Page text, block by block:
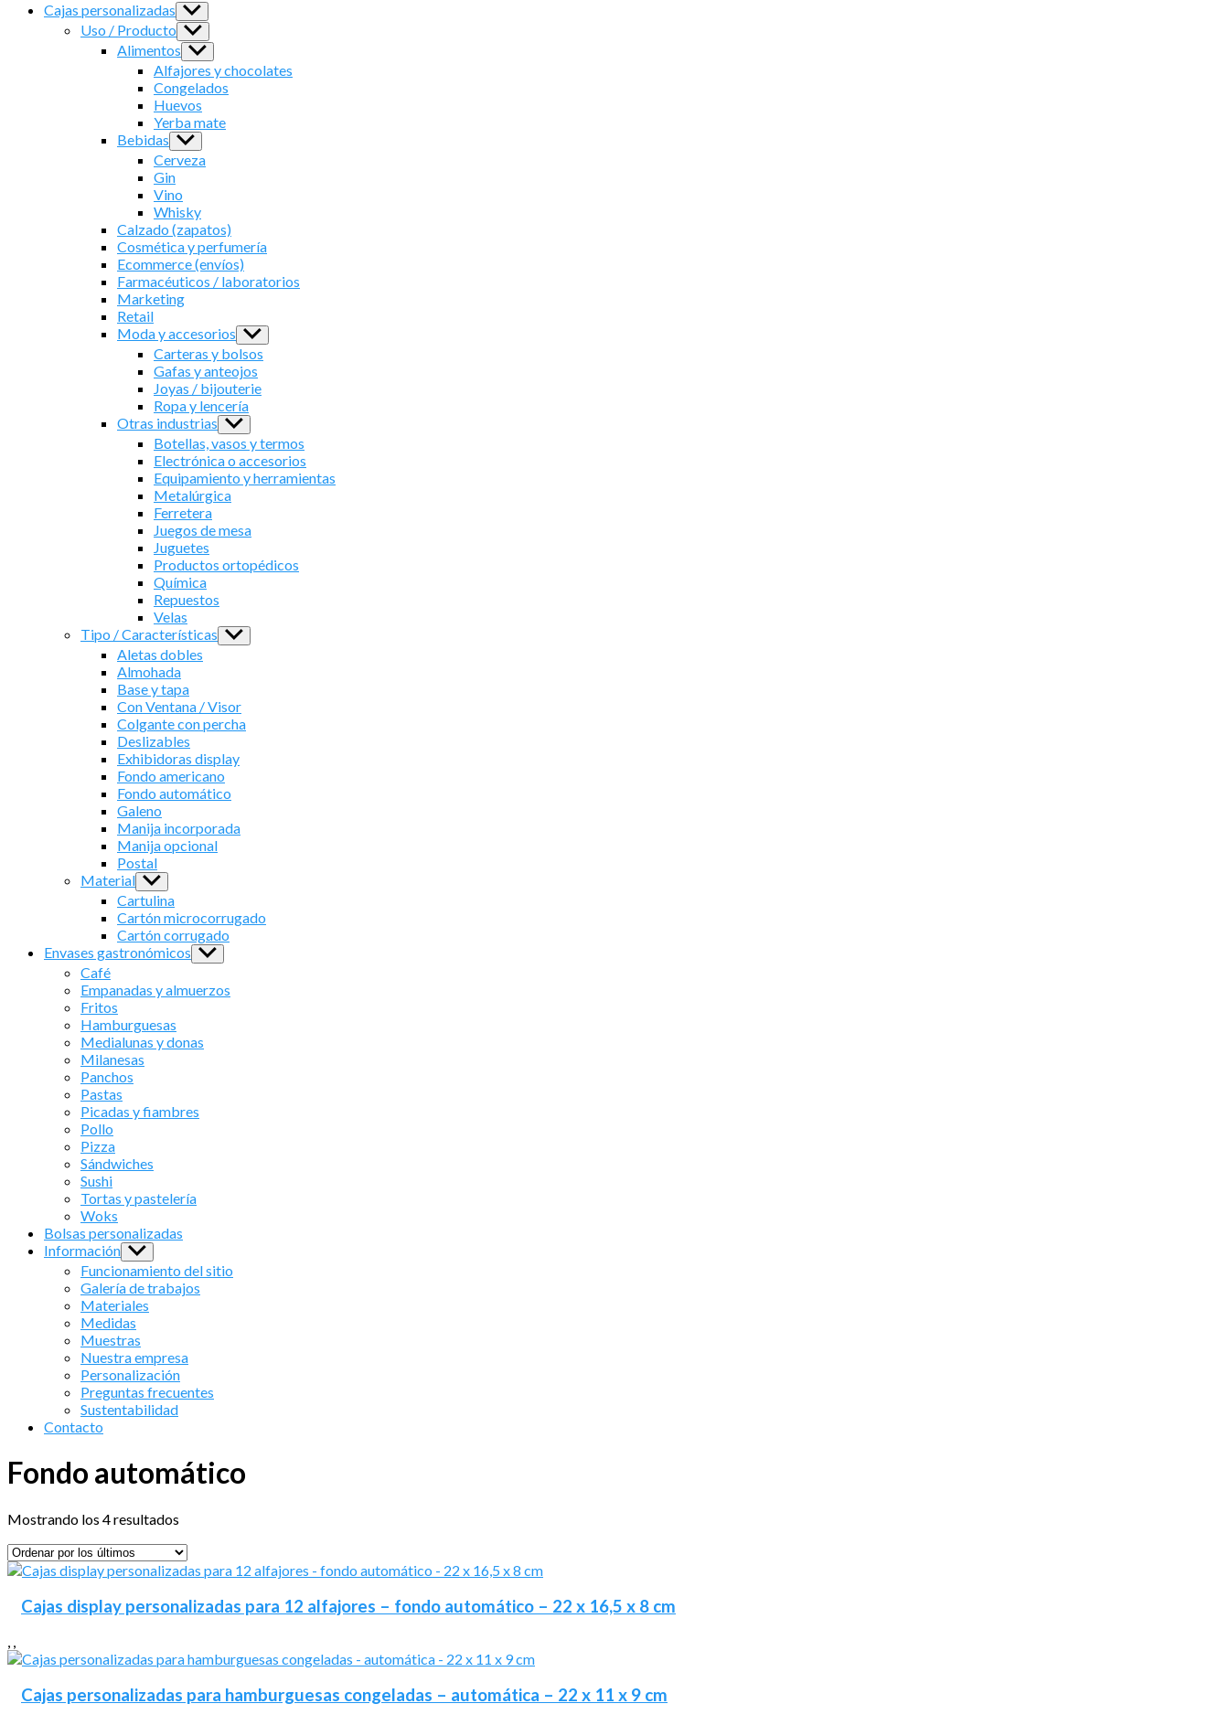
Cajas personalizadas Show
sub
menu
Uso / Producto Show
sub
menu
Alimentos Show
sub
menu
Alfajores y chocolates
Congelados
Huevos
Yerba mate
Bebidas Show
sub
menu
Cerveza
Gin
Vino
Whisky
Calzado (zapatos)
Cosmética y perfumería
Ecommerce (envíos)
Farmacéuticos / laboratorios
Marketing
Retail
Moda y accesorios Show
sub
menu
Carteras y bolsos
Gafas y anteojos
Joyas / bijouterie
Ropa y lencería
Otras industrias Show
sub
menu
Botellas, vasos y termos
Electrónica o accesorios
Equipamiento y herramientas
Metalúrgica
Ferretera
Juegos de mesa
Juguetes
Productos ortopédicos
Química
Repuestos
Velas
Tipo / Características Show
sub
Aletas dobles
Almohada
Base y tapa
Con Ventana / Visor
Colgante con percha
Deslizables
Exhibidoras display
Fondo americano
Fondo automático
Galeno
Manija incorporada
Manija opcional
Postal
Material Show
sub
menu
Cartulina
Cartón microcorrugado
Cartón corrugado
Envases gastronómicos Show
sub
Café
Empanadas y almuerzos
Fritos
Hamburguesas
Medialunas y donas
Milanesas
Panchos
Pastas
Picadas y fiambres
Pollo
Pizza
Sándwiches
Sushi
Tortas y pastelería
Woks
Bolsas personalizadas
Información Show
sub
menu
Funcionamiento del sitio
Galería de trabajos
Materiales
Medidas
Muestras
Nuestra empresa
Personalización
Preguntas frecuentes
Sustentabilidad
Contacto
Fondo automático
Mostrando los 4 resultados
los
últimos
Cajas display personalizadas para 12 alfajores – fondo automático – 22 x 16,5 x 8 cm
, ,
Cajas personalizadas para hamburguesas congeladas – automática – 22 x 11 x 9 cm